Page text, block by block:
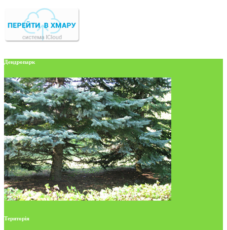
Дендропарк
Територія